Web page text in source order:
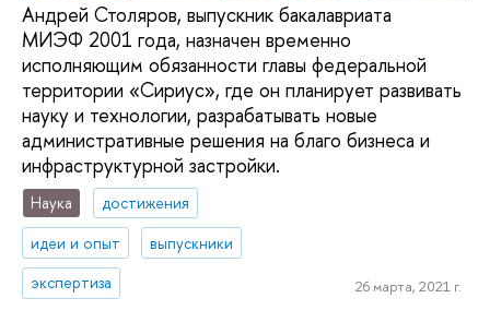
Андрей Столяров, выпускник бакалавриата
МИЭФ 2001 года, назначен временно
исполняющим обязанности главы федеральной
территории «Сириус», где он планирует развивать
науку и технологии, разрабатывать новые
административные решения на благо бизнеса и
инфраструктурной застройки.
Наука
достижения
идеи и опыт
выпускники
экспертиза
26 марта, 2021 г.